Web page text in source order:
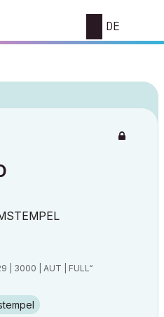
DE
| 3000 | AUT | FULL“